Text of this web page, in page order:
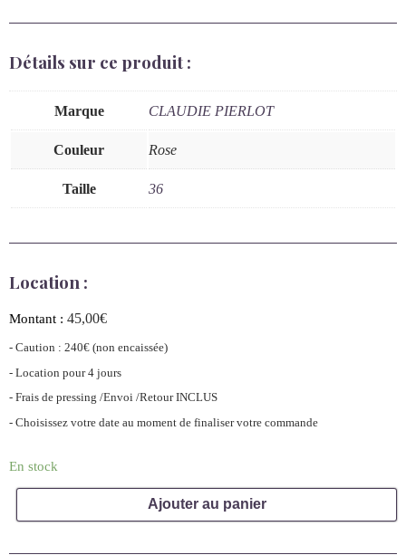
Détails sur ce produit :
Marque CLAUDIE PIERLOT
Couleur Rose
Taille 36
Location :
Montant : 45,00€
- Caution : 240€ (non encaissée)
- Location pour 4 jours
- Frais de pressing /Envoi /Retour INCLUS
- Choisissez votre date au moment de finaliser votre commande
En stock
Ajouter au panier